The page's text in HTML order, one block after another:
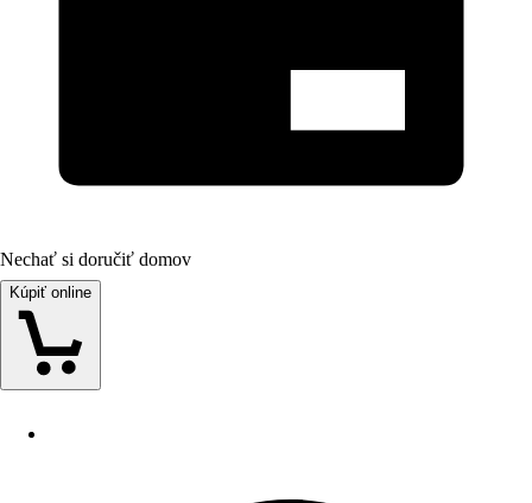
Nechať si doručiť domov
Kúpiť online